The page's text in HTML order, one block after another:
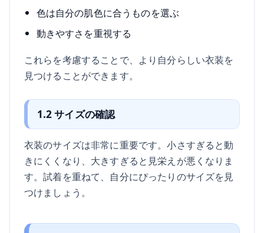
色は自分の肌色に合うものを選ぶ
動きやすさを重視する
これらを考慮することで、より自分らしい衣装を
見つけることができます。
1.2 サイズの確認
衣装のサイズは非常に重要です。小さすぎると動
きにくくなり、大きすぎると見栄えが悪くなりま
す。試着を重ねて、自分にぴったりのサイズを見
つけましょう。